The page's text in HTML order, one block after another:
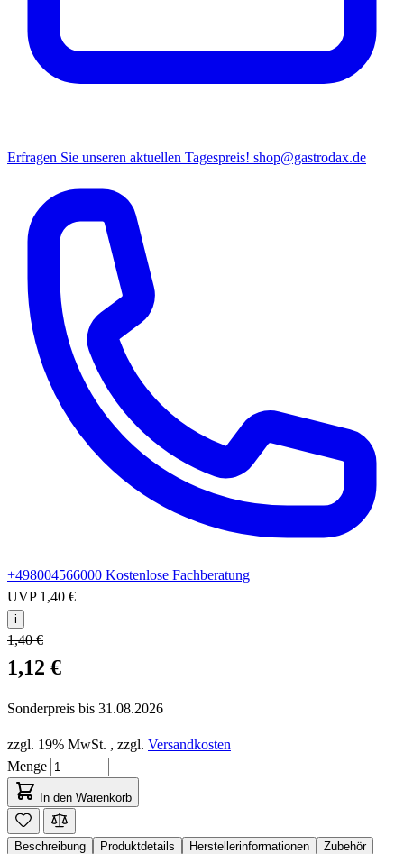
Erfragen Sie unseren aktuellen Tagespreis! shop@gastrodax.de
+498004566000 Kostenlose Fachberatung
UVP 1,40 €
i
1,40 €
1,12 €
Sonderpreis bis 31.08.2026
zzgl. 19% MwSt. , zzgl. Versandkosten
Menge
In den Warenkorb
Beschreibung Produktdetails Herstellerinformationen
Zubehör